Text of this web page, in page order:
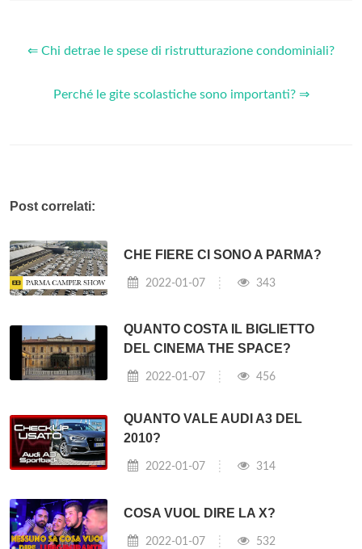
⇐ Chi detrae le spese di ristrutturazione condominiali?
Perché le gite scolastiche sono importanti? ⇒
Post correlati:
CHE FIERE CI SONO A PARMA?
2022-01-07 343
QUANTO COSTA IL BIGLIETTO
DEL CINEMA THE SPACE?
2022-01-07 456
QUANTO VALE AUDI A3 DEL
2010?
2022-01-07 314
COSA VUOL DIRE LA X?
2022-01-07 532